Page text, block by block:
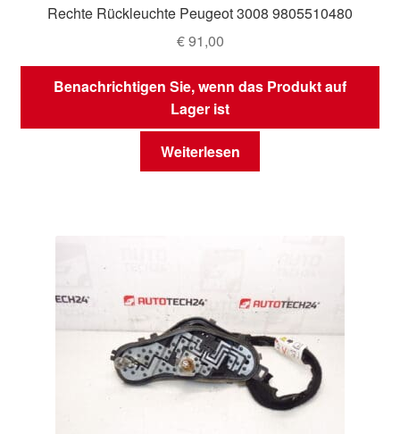
Rechte Rückleuchte Peugeot 3008 9805510480
€91,00
Benachrichtigen Sie, wenn das Produkt auf
Lager ist
Weiterlesen